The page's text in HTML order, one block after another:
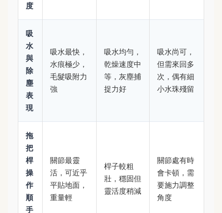
度
吸
水
與
除
塵
表
現
吸水最快，
水痕極少，
毛髮吸附力
強
吸水均勻，
乾燥速度中
等，灰塵捕
捉力好
吸水尚可，
但需來回多
次，偶有細
小水珠殘留
拖
把
桿
操
作
順
手
關節最靈
活，可近乎
平貼地面，
重量輕
桿子較粗
壯，穩固但
靈活度稍減
關節處有時
會卡頓，需
要施力調整
角度